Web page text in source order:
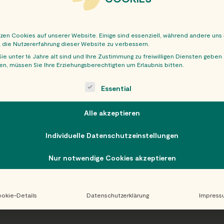
Cookies auf unserer Website. Einige sind essenziell, während andere uns
Nutzererfahrung dieser Website zu verbessern.
unter 16 Jahre alt sind und Ihre Zustimmung zu freiwilligen Diensten geben
müssen Sie Ihre Erziehungsberechtigten um Erlaubnis bitten.
is a list of service groups for which consent can be
Essential
Alle akzeptieren
Individuelle Datenschutzeinstellungen
Nur notwendige Cookies akzeptieren
Details Datenschutzerklärung